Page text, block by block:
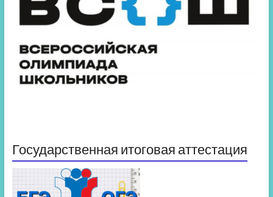
Государственная итоговая аттестация